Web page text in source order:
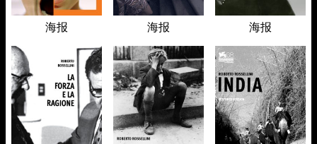
海报 海报 海报